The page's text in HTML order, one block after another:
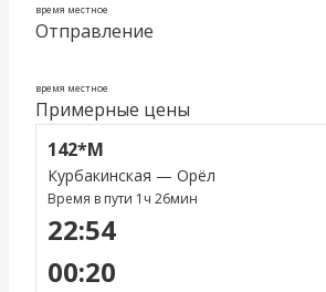
время местное
Отправление
время местное
Примерные цены
142*М
Курбакинская — Орёл
Время в пути 1ч 26мин
22:54
00:20